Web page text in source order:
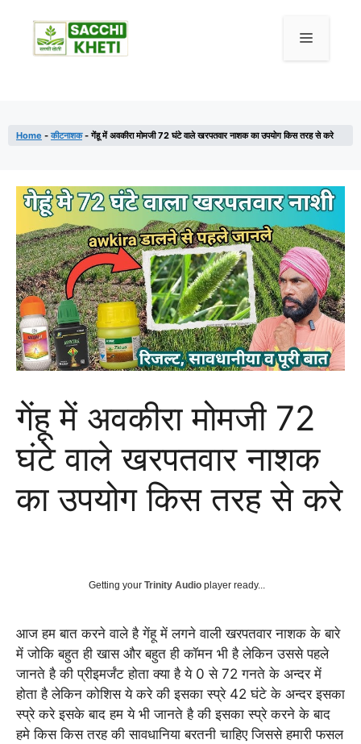
Home - कीटनाशक-गेंहू में अवकीरा मोमजी 72 घंटे वाले खरपतवार नाशक का उपयोग किस तरह से करे
गेंहू में अवकीरा मोमजी 72
घंटे वाले खरपतवार नाशक
का उपयोग किस तरह से करे
Getting your Trinity Audio player ready...
आज हम बात करने वाले है गेंहू में लगने वाली खरपतवार नाशक के बारे
में जोकि बहुत ही खास और बहुत ही कॉमन भी है लेकिन उससे पहले
जानते है की प्रीइमर्जंट होता क्या है ये 0 से 72 गनते के अन्दर में
होता है लेकिन कोशिस ये करे की इसका स्प्रे 42 घंटे के अन्दर इसका
स्प्रे करे इसके बाद हम ये भी जानते है की इसका स्प्रे करने के बाद
हमे किस किस तरह की सावधानिया बरतनी चाहिए जिससे हमारी फसल